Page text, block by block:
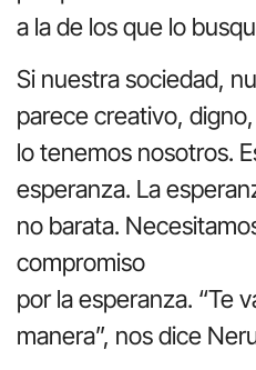
a la de los que lo
Si nuestra sociedad,
parece creativo,
lo tenemos nosotros.
esperanza. La
no barata.
compromiso
por la esperanza. “Te
manera”, nos dice